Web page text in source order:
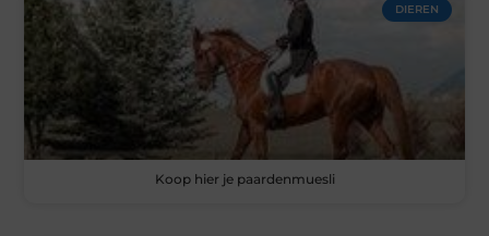
DIEREN
Koop hier je paardenmuesli